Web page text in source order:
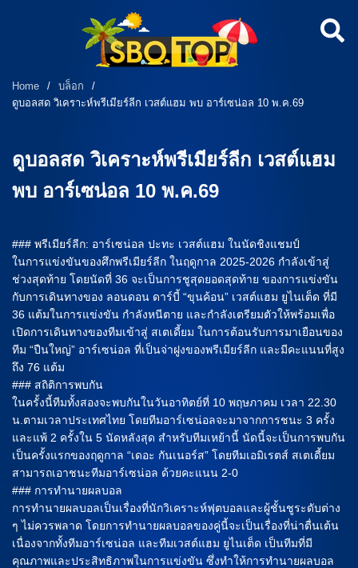
Home / บล็อก
/
ดูบอลสด วิเคราะห์พรีเมียร์ลีก เวสต์แฮม พบ อาร์เซน่อล 10 พ.ค.69
ดูบอลสด วิเคราะห์พรีเมียร์ลีก เวสต์แฮม
พบ อาร์เซน่อล 10 พ.ค.69
### พรีเมียร์ลีก: อาร์เซน่อล ปะทะ เวสต์แฮม ในนัดชิงแชมป์
ในการแข่งขันของศึกพรีเมียร์ลีก ในฤดูกาล 2025-2026 กำลังเข้าสู่
ช่วงสุดท้าย โดยนัดที่ 36 จะเป็นการชูสุดยอดสุดท้าย ของการแข่งขัน
กับการเดินทางของ ลอนดอน ดาร์บี้ “ขุนค้อน” เวสต์แฮม ยูไนเต็ด ที่มี
36 แต้มในการแข่งขัน กำลังหนีตาย และกำลังเตรียมตัวให้พร้อมเพื่อ
เปิดการเดินทางของทีมเข้าสู่ สเตเดี้ยม ในการต้อนรับการมาเยือนของ
ทีม “ปืนใหญ่” อาร์เซน่อล ที่เป็นจ่าฝูงของพรีเมียร์ลีก และมีคะแนนที่สูง
ถึง 76 แต้ม
### สถิติการพบกัน
ในครั้งนี้ทีมทั้งสองจะพบกันในวันอาทิตย์ที่ 10 พฤษภาคม เวลา 22.30
น.ตามเวลาประเทศไทย โดยทีมอาร์เซน่อลจะมาจากการชนะ 3 ครั้ง
และแพ้ 2 ครั้งใน 5 นัดหลังสุด สำหรับทีมเหย้านี้ นัดนี้จะเป็นการพบกัน
เป็นครั้งแรกของฤดูกาล “เดอะ กันเนอร์ส” โดยทีมเอมิเรตส์ สเตเดี้ยม
สามารถเอาชนะทีมอาร์เซน่อล ด้วยคะแนน 2-0
### การทำนายผลบอล
การทำนายผลบอลเป็นเรื่องที่นักวิเคราะห์ฟุตบอลและผู้ชั้นชูระดับต่าง
ๆ ไม่ควรพลาด โดยการทำนายผลบอลของคู่นี้จะเป็นเรื่องที่น่าตื่นเต้น
เนื่องจากทั้งทีมอาร์เซน่อล และทีมเวสต์แฮม ยูไนเต็ด เป็นทีมที่มี
คุณภาพและประสิทธิภาพในการแข่งขัน ซึ่งทำให้การทำนายผลบอล